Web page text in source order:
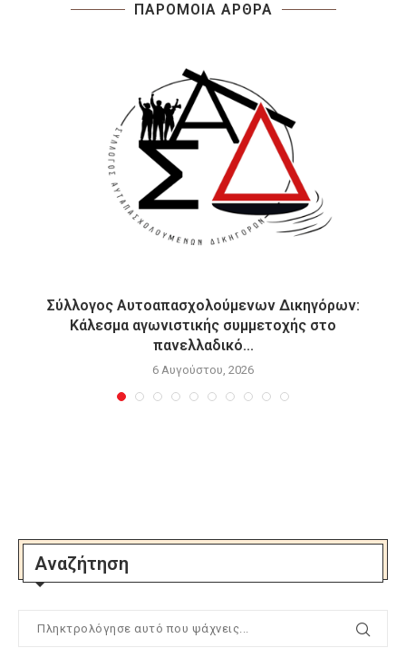
ΠΑΡΟΜΟΙΑ ΑΡΘΡΑ
Σύλλογος Αυτοαπασχολούμενων Δικηγόρων:
Κάλεσμα αγωνιστικής συμμετοχής στο
πανελλαδικό...
6 Αυγούστου, 2026
Αναζήτηση